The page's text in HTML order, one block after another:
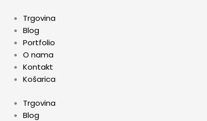
content
Trgovina
Blog
Portfolio
O nama
Kontakt
Košarica
Trgovina
Blog